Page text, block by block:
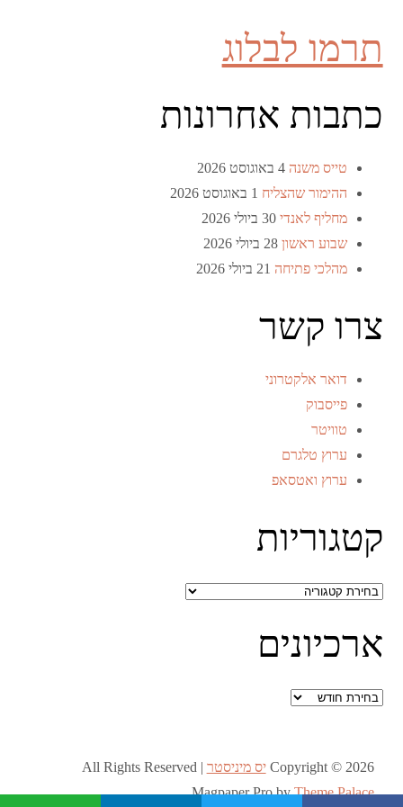
תרמו לבלוג
כתבות אחרונות
טייס משנה 4 באוגוסט 2026
ההימור שהצליח 1 באוגוסט 2026
מחליף לאנדי 30 ביולי 2026
שבוע ראשון 28 ביולי 2026
מהלכי פתיחה 21 ביולי 2026
צרו קשר
דואר אלקטרוני
פייסבוק
טוויטר
ערוץ טלגרם
ערוץ ואטסאפ
קטגוריות
קטגוריות
ארכיונים
ארכיונים
Copyright © 2026 יס מיניסטר All Rights Reserved |
Magpaper Pro byTheme Palace